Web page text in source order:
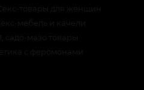
Секс-товары для женщин
Секс-мебель и качели
садо-мазо товары
с феромонами